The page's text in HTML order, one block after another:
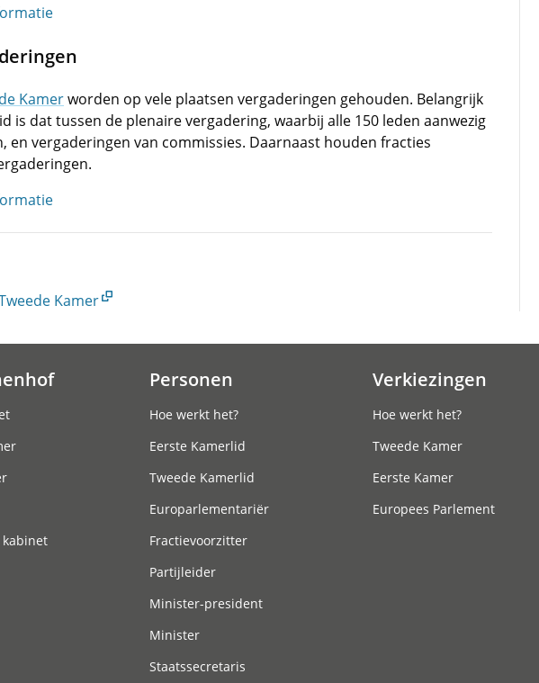
Kamerworden op vele plaatsen vergaderingen gehouden. Belangrijk
is dat tussen de plenaire vergadering, waarbij alle 150 leden aanwezig
en vergaderingen van commissies. Daarnaast houden fracties
Kamer
kabinet
Personen
Hoe werkt het?
Eerste Kamerlid
Tweede Kamerlid
Europarlementariër
Fractievoorzitter
Partijleider
Minister-president
Minister
Staatssecretaris
Verkiezingen
Hoe werkt het?
Tweede Kamer
Eerste Kamer
Europees Parlement